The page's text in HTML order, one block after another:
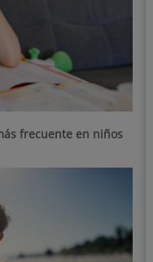
frecuente en niños